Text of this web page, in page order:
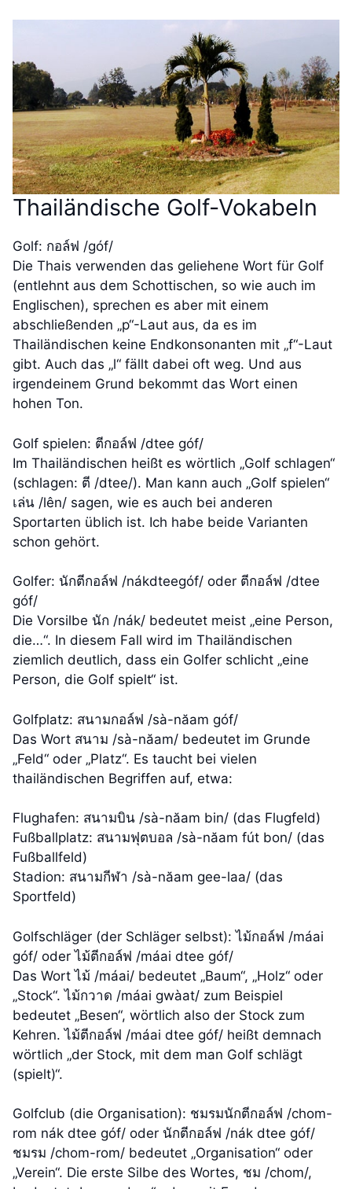
Thailändische Golf-Vokabeln
Golf: กอล์ฟ /góf/
Die Thais verwenden das geliehene Wort für Golf
(entlehnt aus dem Schottischen, so wie auch im
Englischen), sprechen es aber mit einem
abschließenden „p“-Laut aus, da es im
Thailändischen keine Endkonsonanten mit „f“-Laut
gibt. Auch das „l“ fällt dabei oft weg. Und aus
irgendeinem Grund bekommt das Wort einen
hohen Ton.
Golf spielen: ตีกอล์ฟ /dtee góf/
Im Thailändischen heißt es wörtlich „Golf schlagen“
(schlagen: ตี /dtee/). Man kann auch „Golf spielen“
เล่น /lên/ sagen, wie es auch bei anderen
Sportarten üblich ist. Ich habe beide Varianten
schon gehört.
Golfer: นักตีกอล์ฟ /nákdteegóf/ oder ตีกอล์ฟ /dtee
góf/
Die Vorsilbe นัก /nák/ bedeutet meist „eine Person,
die…“. In diesem Fall wird im Thailändischen
ziemlich deutlich, dass ein Golfer schlicht „eine
Person, die Golf spielt“ ist.
Golfplatz: สนามกอล์ฟ /sà-năam góf/
Das Wort สนาม /sà-năam/ bedeutet im Grunde
„Feld“ oder „Platz“. Es taucht bei vielen
thailändischen Begriffen auf, etwa:
Flughafen: สนามบิน /sà-năam bin/ (das Flugfeld)
Fußballplatz: สนามฟุตบอล /sà-năam fút bon/ (das
Fußballfeld)
Stadion: สนามกีฬา /sà-năam gee-laa/ (das
Sportfeld)
Golfschläger (der Schläger selbst): ไม้กอล์ฟ /máai
góf/ oder ไม้ตีกอล์ฟ /máai dtee góf/
Das Wort ไม้ /máai/ bedeutet „Baum“, „Holz“ oder
„Stock“. ไม้กวาด /máai gwàat/ zum Beispiel
bedeutet „Besen“, wörtlich also der Stock zum
Kehren. ไม้ตีกอล์ฟ /máai dtee góf/ heißt demnach
wörtlich „der Stock, mit dem man Golf schlägt
(spielt)“.
Golfclub (die Organisation): ชมรมนักตีกอล์ฟ /chom-
rom nák dtee góf/ oder นักตีกอล์ฟ /nák dtee góf/
ชมรม /chom-rom/ bedeutet „Organisation“ oder
„Verein“. Die erste Silbe des Wortes, ชม /chom/,